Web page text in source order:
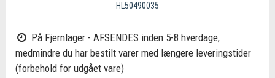
HL50490035
På Fjernlager - AFSENDES inden 5-8 hverdage,
medmindre du har bestilt varer med længere leveringstider
(forbehold for udgået vare)